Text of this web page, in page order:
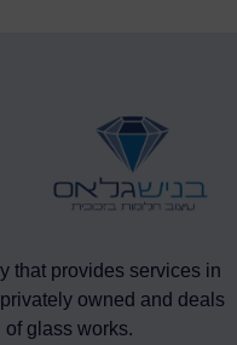
that provides services in
owned and deals
glass works.